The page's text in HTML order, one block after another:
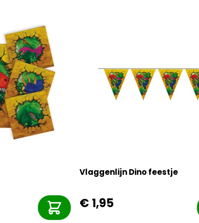
Vlaggenlijn Dino feestje
€ 1,95